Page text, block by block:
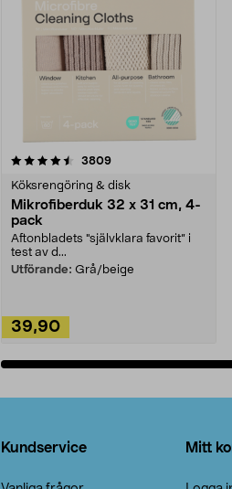
3809recensioner
Köksrengöring & disk
Mikrofiberduk 32 x 31 cm, 4-
pack
Aftonbladets "självklara favorit” i
test av d...
Utförande: Grå/beige
39,90
4.0av 5 stjärnor
Kundservice Mitt